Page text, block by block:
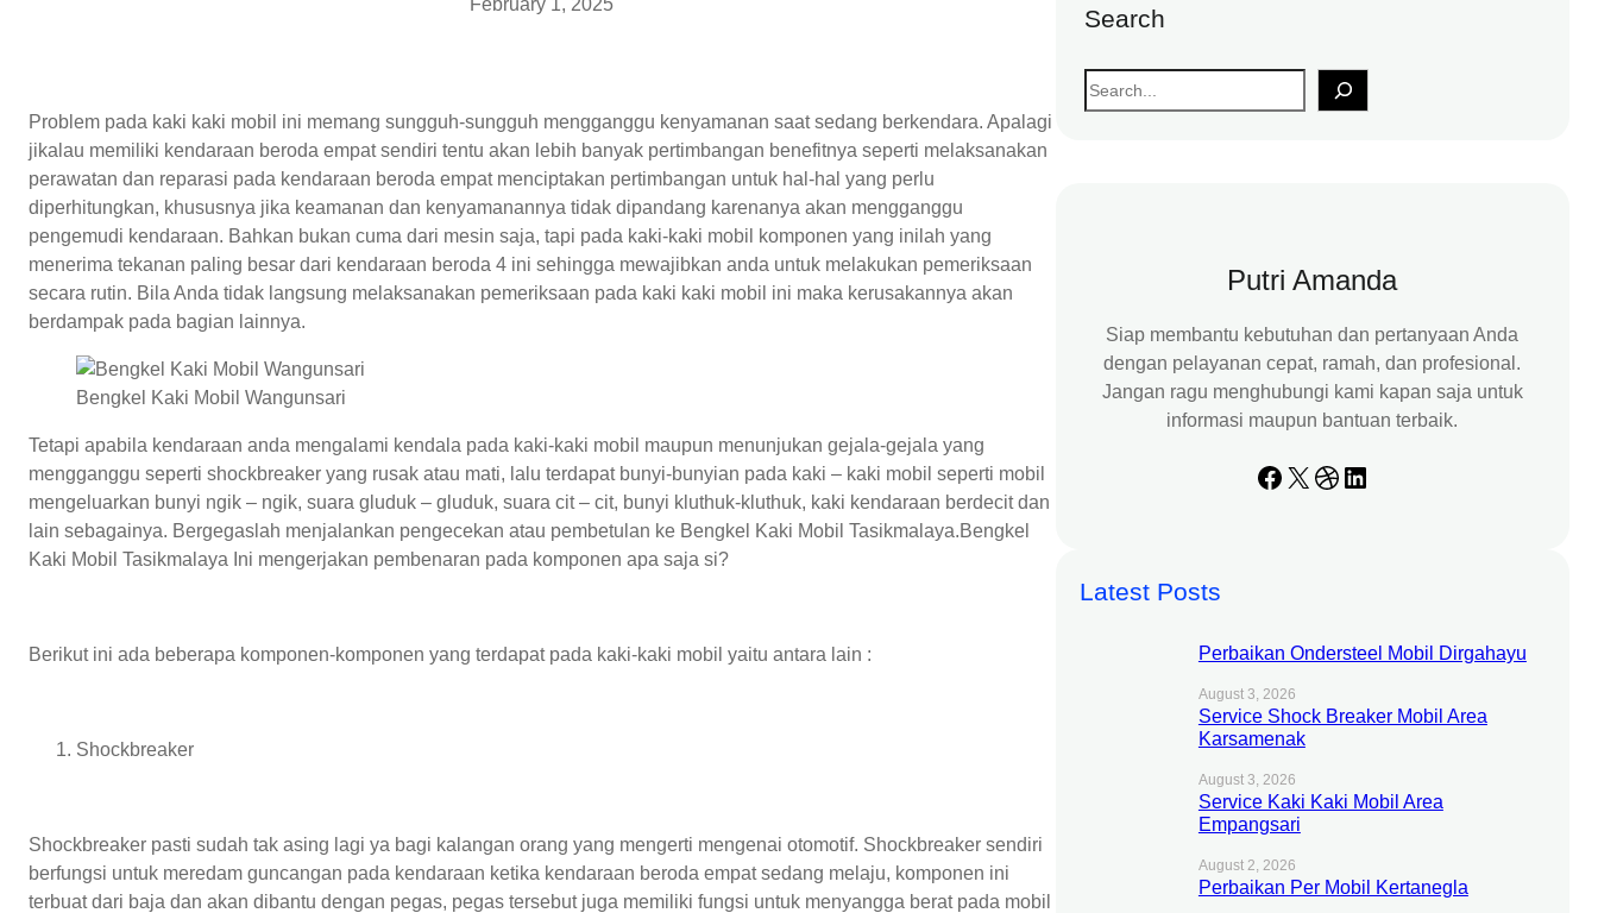
February 1, 2025
Problem pada kaki kaki mobil ini memang sungguh-sungguh mengganggu kenyamanan saat sedang berkendara. Apalagi
jikalau memiliki kendaraan beroda empat sendiri tentu akan lebih banyak pertimbangan benefitnya seperti melaksanakan
perawatan dan reparasi pada kendaraan beroda empat menciptakan pertimbangan untuk hal-hal yang perlu
diperhitungkan, khususnya jika keamanan dan kenyamanannya tidak dipandang karenanya akan mengganggu
pengemudi kendaraan. Bahkan bukan cuma dari mesin saja, tapi pada kaki-kaki mobil komponen yang inilah yang
menerima tekanan paling besar dari kendaraan beroda 4 ini sehingga mewajibkan anda untuk melakukan pemeriksaan
secara rutin. Bila Anda tidak langsung melaksanakan pemeriksaan pada kaki kaki mobil ini maka kerusakannya akan
berdampak pada bagian lainnya.
Bengkel Kaki Mobil Wangunsari
Tetapi apabila kendaraan anda mengalami kendala pada kaki-kaki mobil maupun menunjukan gejala-gejala yang
mengganggu seperti shockbreaker yang rusak atau mati, lalu terdapat bunyi-bunyian pada kaki – kaki mobil seperti mobil
mengeluarkan bunyi ngik – ngik, suara gluduk – gluduk, suara cit – cit, bunyi kluthuk-kluthuk, kaki kendaraan berdecit dan
lain sebagainya. Bergegaslah menjalankan pengecekan atau pembetulan ke Bengkel Kaki Mobil Tasikmalaya.Bengkel
Kaki Mobil Tasikmalaya Ini mengerjakan pembenaran pada komponen apa saja si?
Berikut ini ada beberapa komponen-komponen yang terdapat pada kaki-kaki mobil yaitu antara lain :
Shockbreaker
Shockbreaker pasti sudah tak asing lagi ya bagi kalangan orang yang mengerti mengenai otomotif. Shockbreaker sendiri
berfungsi untuk meredam guncangan pada kendaraan ketika kendaraan beroda empat sedang melaju, komponen ini
terbuat dari baja dan akan dibantu dengan pegas, pegas tersebut juga memiliki fungsi untuk menyangga berat pada mobil
Search
S
e
Putri Amanda
Siap membantu kebutuhan dan pertanyaan Anda
dengan pelayanan cepat, ramah, dan profesional.
Jangan ragu menghubungi kami kapan saja untuk
informasi maupun bantuan terbaik.
Facebook X Dribbble LinkedIn
Latest Posts
Perbaikan Ondersteel Mobil Dirgahayu
August 3, 2026
Service Shock Breaker Mobil Area
Karsamenak
August 3, 2026
Service Kaki Kaki Mobil Area
Empangsari
August 2, 2026
Perbaikan Per Mobil Kertanegla